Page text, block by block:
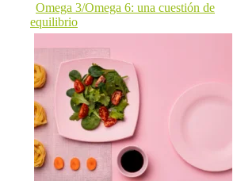
Omega 3/Omega 6: una cuestión de
equilibrio